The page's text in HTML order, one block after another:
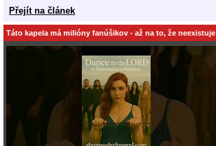
Přejít na článek
Táto kapela má milióny fanúšikov - až na to, že neexistuje